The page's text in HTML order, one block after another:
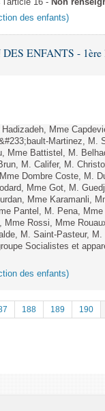
l'article 16 - Non
des enfants)
ENFANTS - 1ère
Mme
Martinez,
Mme Battistel, M.
M. Califer, M.
Dombre Coste, M.
Mme Got, M.
Mme Karamanli,
Pantel, M. Pena,
Mme Rossi, Mme
M. Saint-Pasteur,
Socialistes et
des enfants)
188 189
190